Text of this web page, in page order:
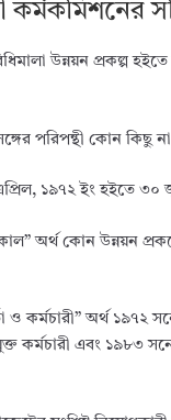
কর্মকমিশনের
উন্নয়ন প্রকল্প
পরিপন্থী কোন কিছু
১৯৭২ ইং হইতে
অর্থ কোন উন্নয়ন
ও কর্মচারী” অর্থ
কর্মচারী এবং ১৯৮৩